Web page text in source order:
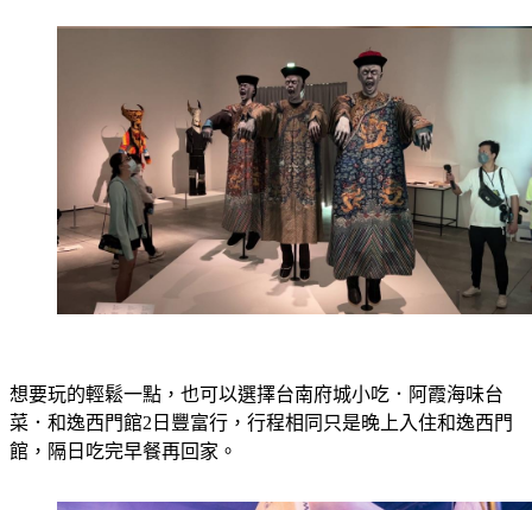
菜．和逸西門館2日豐富行，行程相同只是晚上入住和逸西門
館，隔日吃完早餐再回家。